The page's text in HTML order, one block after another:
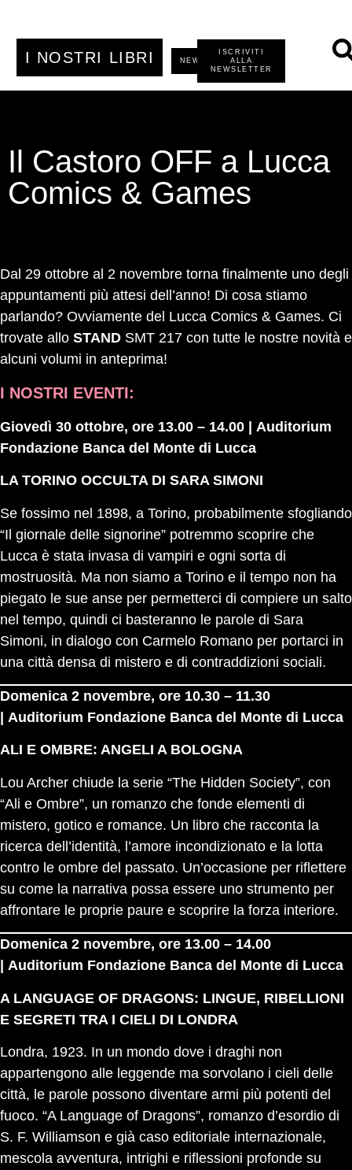
I NOSTRI LIBRI NEWS
ISCRIVITI
ALLA
NEWSLETTER
Il Castoro OFF a Lucca
Comics & Games
Dal 29 ottobre al 2 novembre torna finalmente uno degli
appuntamenti più attesi dell’anno! Di cosa stiamo
parlando? Ovviamente del Lucca Comics & Games. Ci
trovate allo STAND SMT 217 con tutte le nostre novità e
alcuni volumi in anteprima!
I NOSTRI EVENTI:
Giovedì 30 ottobre, ore 13.00 – 14.00 | Auditorium
Fondazione Banca del Monte di Lucca
LA TORINO OCCULTA DI SARA SIMONI
Se fossimo nel 1898, a Torino, probabilmente sfogliando
“Il giornale delle signorine” potremmo scoprire che
Lucca è stata invasa di vampiri e ogni sorta di
mostruosità. Ma non siamo a Torino e il tempo non ha
piegato le sue anse per permetterci di compiere un salto
nel tempo, quindi ci basteranno le parole di Sara
Simoni, in dialogo con Carmelo Romano per portarci in
una città densa di mistero e di contraddizioni sociali.
Domenica 2 novembre, ore 10.30 – 11.30
| Auditorium Fondazione Banca del Monte di Lucca
ALI E OMBRE: ANGELI A BOLOGNA
Lou Archer chiude la serie “The Hidden Society”, con
“Ali e Ombre”, un romanzo che fonde elementi di
mistero, gotico e romance. Un libro che racconta la
ricerca dell’identità, l’amore incondizionato e la lotta
contro le ombre del passato. Un’occasione per riflettere
su come la narrativa possa essere uno strumento per
affrontare le proprie paure e scoprire la forza interiore.
Domenica 2 novembre, ore 13.00 – 14.00
| Auditorium Fondazione Banca del Monte di Lucca
A LANGUAGE OF DRAGONS: LINGUE, RIBELLIONI
E SEGRETI TRA I CIELI DI LONDRA
Londra, 1923. In un mondo dove i draghi non
appartengono alle leggende ma sorvolano i cieli delle
città, le parole possono diventare armi più potenti del
fuoco. “A Language of Dragons”, romanzo d’esordio di
S. F. Williamson e già caso editoriale internazionale,
mescola avventura, intrighi e riflessioni profonde su